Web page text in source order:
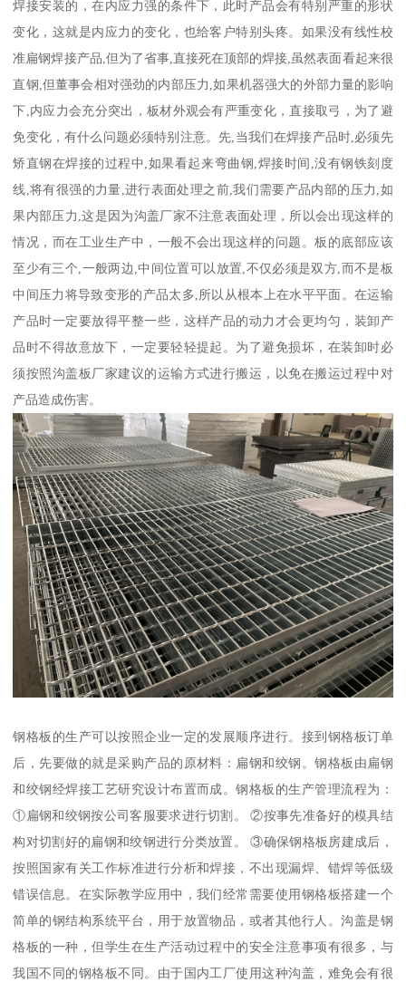
焊接安装的，在内应力强的条件下，此时产品会有特别严重的形状
变化，这就是内应力的变化，也给客户特别头疼。如果没有线性校
准扁钢焊接产品,但为了省事,直接死在顶部的焊接,虽然表面看起来很
直钢,但董事会相对强劲的内部压力,如果机器强大的外部力量的影响
下,内应力会充分突出，板材外观会有严重变化，直接取弓，为了避
免变化，有什么问题必须特别注意。先,当我们在焊接产品时,必须先
矫直钢在焊接的过程中,如果看起来弯曲钢,焊接时间,没有钢铁刻度
线,将有很强的力量,进行表面处理之前,我们需要产品内部的压力,如
果内部压力,这是因为沟盖厂家不注意表面处理，所以会出现这样的
情况，而在工业生产中，一般不会出现这样的问题。板的底部应该
至少有三个,一般两边,中间位置可以放置,不仅必须是双方,而不是板
中间压力将导致变形的产品太多,所以从根本上在水平平面。在运输
产品时一定要放得平整一些，这样产品的动力才会更均匀，装卸产
品时不得故意放下，一定要轻轻提起。为了避免损坏，在装卸时必
须按照沟盖板厂家建议的运输方式进行搬运，以免在搬运过程中对
产品造成伤害。
钢格板的生产可以按照企业一定的发展顺序进行。接到钢格板订单
后，先要做的就是采购产品的原材料：扁钢和绞钢。钢格板由扁钢
和绞钢经焊接工艺研究设计布置而成。钢格板的生产管理流程为：
①扁钢和绞钢按公司客服要求进行切割。 ②按事先准备好的模具结
构对切割好的扁钢和绞钢进行分类放置。 ③确保钢格板房建成后，
按照国家有关工作标准进行分析和焊接，不出现漏焊、错焊等低级
错误信息。在实际教学应用中，我们经常需要使用钢格板搭建一个
简单的钢结构系统平台，用于放置物品，或者其他行人。沟盖是钢
格板的一种，但学生在生产活动过程中的安全注意事项有很多，与
我国不同的钢格板不同。由于国内工厂使用这种沟盖，难免会有很